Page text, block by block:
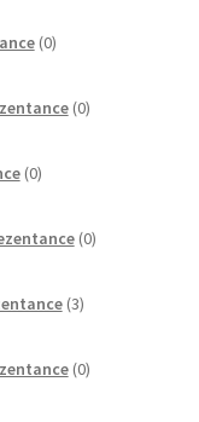
0izdelkov
0izdelkov
0izdelkov
0izdelkov
3izdelki
0izdelkov